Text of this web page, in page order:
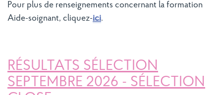
Pour plus de renseignements concernant la formation
Aide-soignant, cliquez-ici.
RÉSULTATS SÉLECTION
SEPTEMBRE 2026 - SÉLECTION